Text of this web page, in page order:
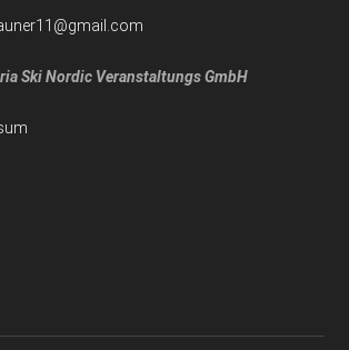
Ski Nordic Veranstaltungs GmbH